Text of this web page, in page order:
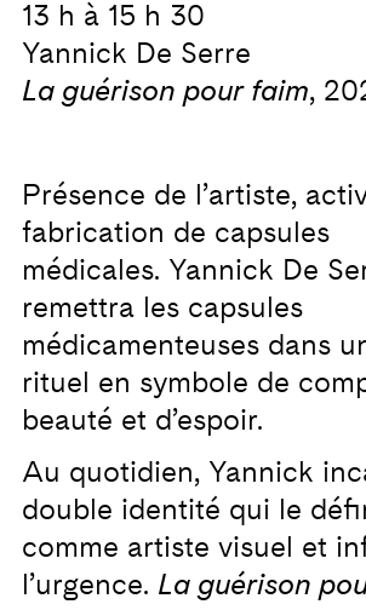
13 h à 15 h 30
Yannick De Serre
La guérison pour faim,
Présence de l’artiste,
fabrication de capsules
médicales. Yannick De
remettra les capsules
médicamenteuses dans
rituel en symbole de
beauté et d’espoir.
Au quotidien, Yannick
double identité qui le
comme artiste visuel et
l’urgence. La guérison